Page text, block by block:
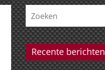
Recente berichten